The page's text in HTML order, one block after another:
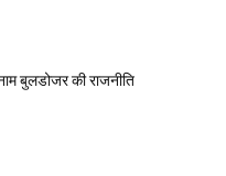
बुलडोजर की राजनीति